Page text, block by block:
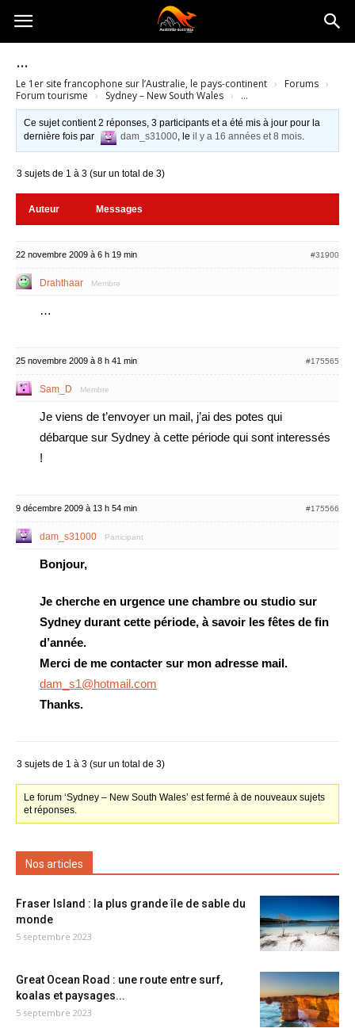
Australia-
australie.com
…
Le 1er site francophone sur l’Australie, le pays-continent › Forums ›
Forum tourisme › Sydney – New South Wales › …
Ce sujet contient 2 réponses, 3 participants et a été mis à jour pour la
dernière fois par
dam_s31000, leil y a 16 années et 8 mois.
3 sujets de 1 à 3 (sur un total de 3)
Auteur Messages
22 novembre 2009 à 6 h 19 min #31900
Drahthaar Membre
…
25 novembre 2009 à 8 h 41 min #175565
Sam_D Membre
Je viens de t’envoyer un mail, j’ai des potes qui
débarque sur Sydney à cette période qui sont interessés
!
9 décembre 2009 à 13 h 54 min #175566
dam_s31000 Participant
Bonjour,
Je cherche en urgence une chambre ou studio sur
Sydney durant cette période, à savoir les fêtes de fin
d’année.
Merci de me contacter sur mon adresse mail.
dam_s1@hotmail.com
Thanks.
3 sujets de 1 à 3 (sur un total de 3)
Le forum ‘Sydney – New South Wales’ est fermé à de nouveaux sujets
et réponses.
Nos articles
Fraser Island : la plus grande île de sable du
monde
5 septembre 2023
Great Ocean Road : une route entre surf,
koalas et paysages...
5 septembre 2023